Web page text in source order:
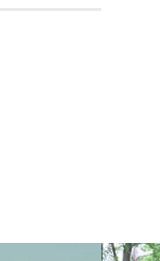
Meer informatie